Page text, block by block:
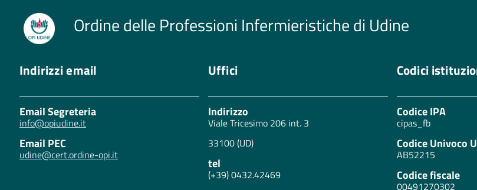
Ordine delle Professioni Infermieristiche di Udine
Indirizzi email
Email Segreteria
info@opiudine.it
Email PEC
udine@cert.ordine-opi.it
Uffici
Indirizzo
Viale Tricesimo 206 int. 3
33100 (UD)
tel
(+39) 0432.42469
Codici
Codice IPA
cipas_fb
Codice Univoco
AB52215
Codice fiscale
00491270302